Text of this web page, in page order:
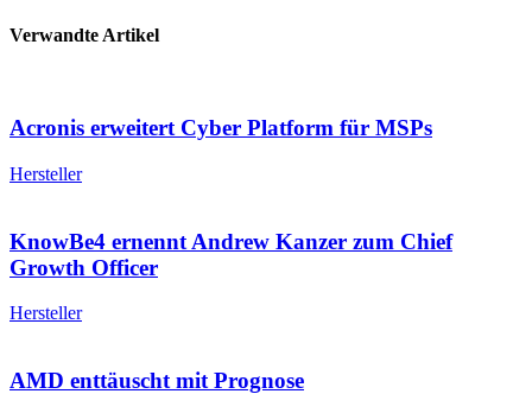
Verwandte Artikel
Acronis erweitert Cyber Platform für MSPs
Hersteller
KnowBe4 ernennt Andrew Kanzer zum Chief
Growth Officer
Hersteller
AMD enttäuscht mit Prognose